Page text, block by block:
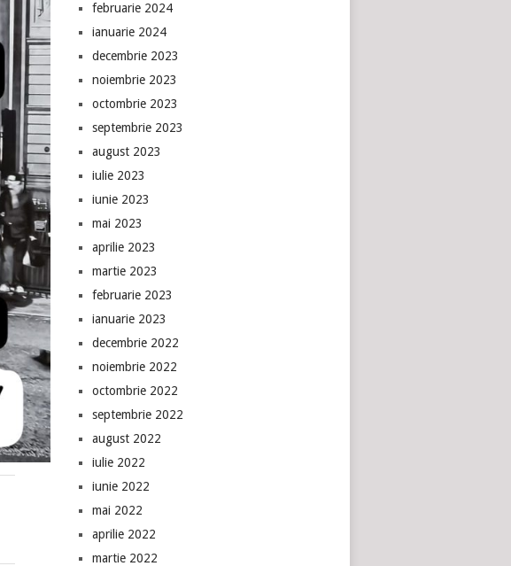
februarie 2024
ianuarie 2024
decembrie 2023
noiembrie 2023
octombrie 2023
septembrie 2023
august 2023
iulie 2023
iunie 2023
mai 2023
aprilie 2023
martie 2023
februarie 2023
ianuarie 2023
decembrie 2022
noiembrie 2022
octombrie 2022
septembrie 2022
august 2022
iulie 2022
iunie 2022
mai 2022
aprilie 2022
martie 2022